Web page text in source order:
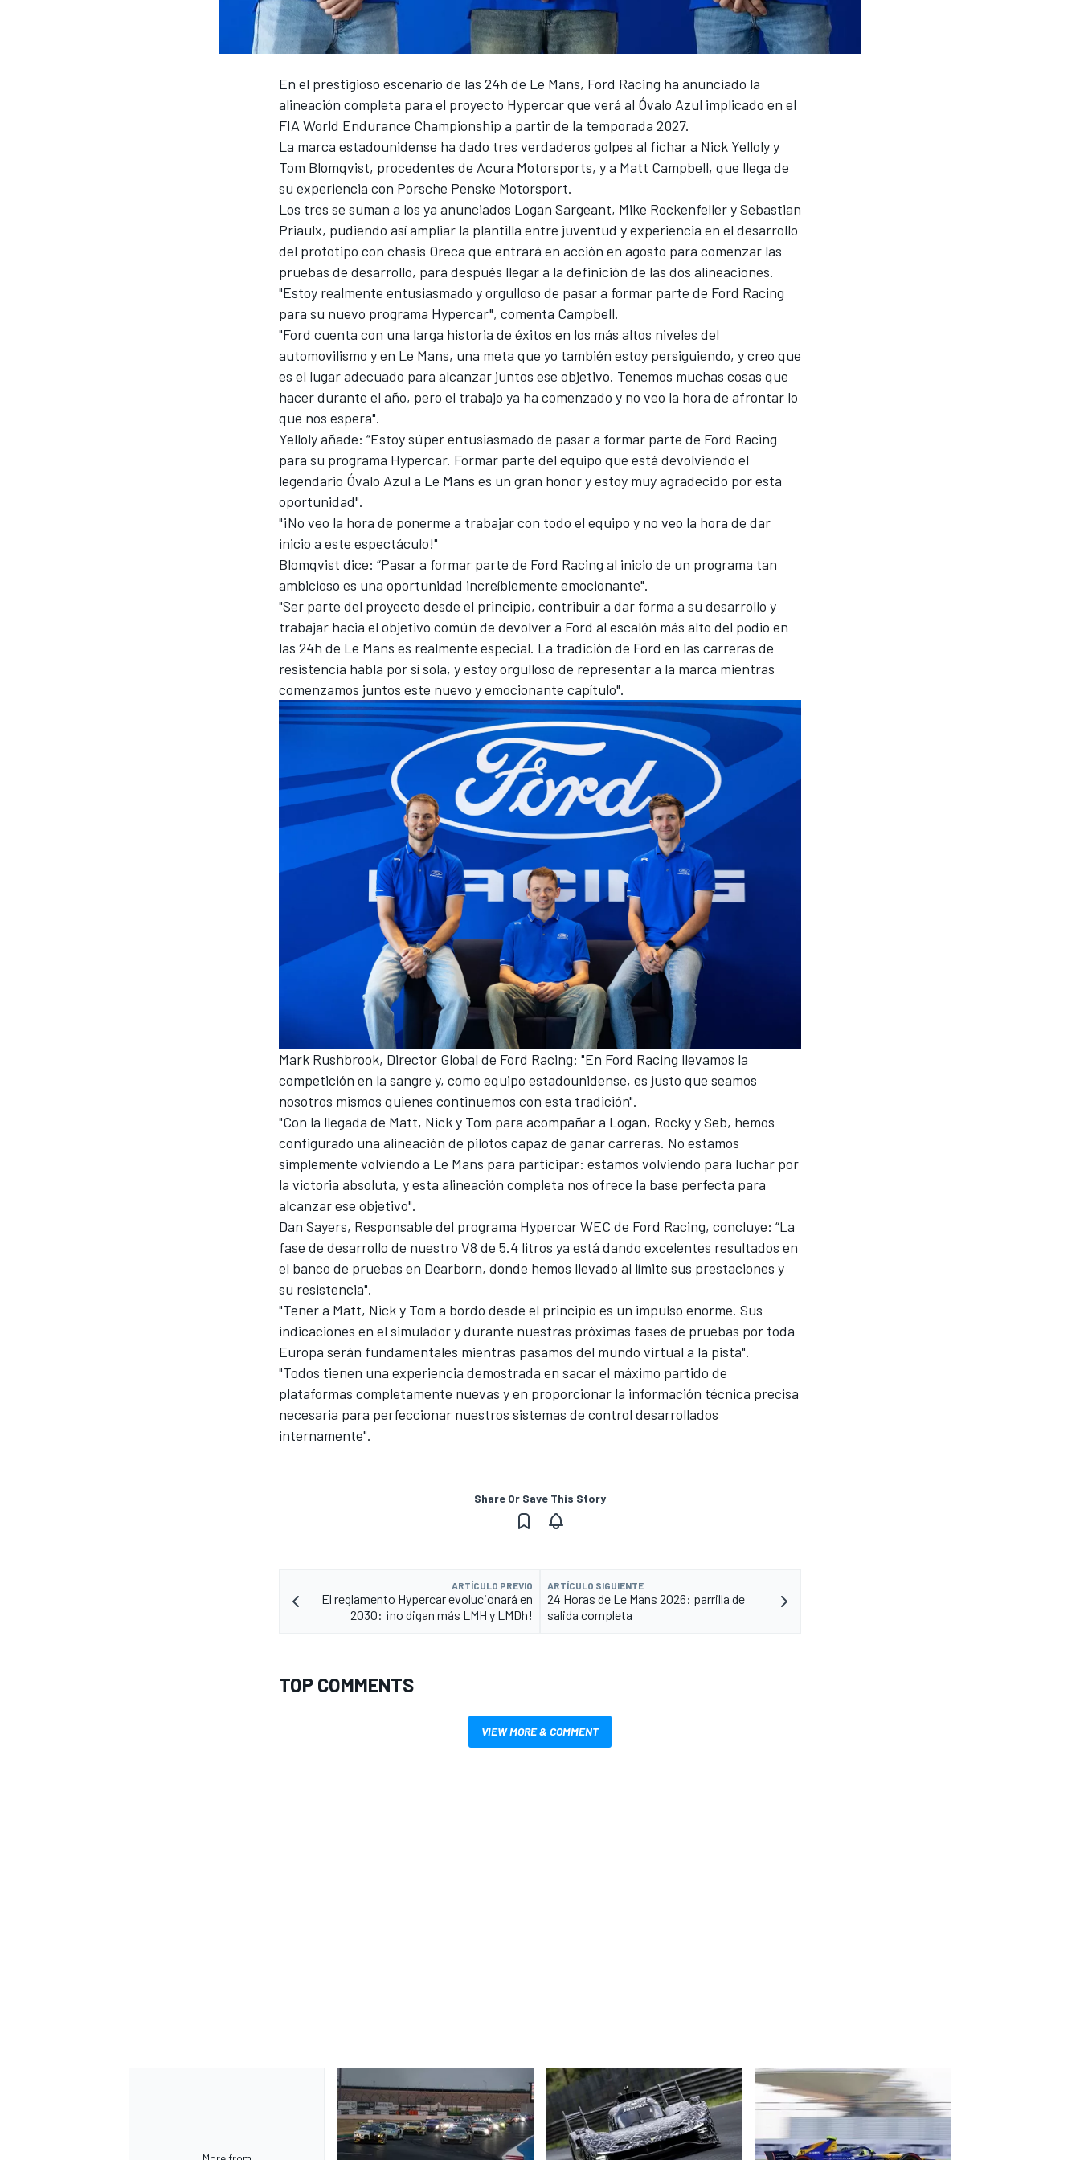
En el prestigioso escenario de las 24h de Le Mans, Ford Racing ha anunciado la
alineación completa para el proyecto Hypercar que verá al Óvalo Azul implicado en el
FIA World Endurance Championship a partir de la temporada 2027.
La marca estadounidense ha dado tres verdaderos golpes al fichar a Nick Yelloly y
Tom Blomqvist, procedentes de Acura Motorsports, y a Matt Campbell, que llega de
su experiencia con Porsche Penske Motorsport.
Los tres se suman a los ya anunciados Logan Sargeant, Mike Rockenfeller y Sebastian
Priaulx, pudiendo así ampliar la plantilla entre juventud y experiencia en el desarrollo
del prototipo con chasis Oreca que entrará en acción en agosto para comenzar las
pruebas de desarrollo, para después llegar a la definición de las dos alineaciones.
"Estoy realmente entusiasmado y orgulloso de pasar a formar parte de Ford Racing
para su nuevo programa Hypercar", comenta Campbell.
"Ford cuenta con una larga historia de éxitos en los más altos niveles del
automovilismo y en Le Mans, una meta que yo también estoy persiguiendo, y creo que
es el lugar adecuado para alcanzar juntos ese objetivo. Tenemos muchas cosas que
hacer durante el año, pero el trabajo ya ha comenzado y no veo la hora de afrontar lo
que nos espera".
Yelloly añade: “Estoy súper entusiasmado de pasar a formar parte de Ford Racing
para su programa Hypercar. Formar parte del equipo que está devolviendo el
legendario Óvalo Azul a Le Mans es un gran honor y estoy muy agradecido por esta
oportunidad".
"¡No veo la hora de ponerme a trabajar con todo el equipo y no veo la hora de dar
inicio a este espectáculo!"
Blomqvist dice: “Pasar a formar parte de Ford Racing al inicio de un programa tan
ambicioso es una oportunidad increíblemente emocionante".
"Ser parte del proyecto desde el principio, contribuir a dar forma a su desarrollo y
trabajar hacia el objetivo común de devolver a Ford al escalón más alto del podio en
las 24h de Le Mans es realmente especial. La tradición de Ford en las carreras de
resistencia habla por sí sola, y estoy orgulloso de representar a la marca mientras
comenzamos juntos este nuevo y emocionante capítulo".
Mark Rushbrook, Director Global de Ford Racing: "En Ford Racing llevamos la
competición en la sangre y, como equipo estadounidense, es justo que seamos
nosotros mismos quienes continuemos con esta tradición".
"Con la llegada de Matt, Nick y Tom para acompañar a Logan, Rocky y Seb, hemos
configurado una alineación de pilotos capaz de ganar carreras. No estamos
simplemente volviendo a Le Mans para participar: estamos volviendo para luchar por
la victoria absoluta, y esta alineación completa nos ofrece la base perfecta para
alcanzar ese objetivo".
Dan Sayers, Responsable del programa Hypercar WEC de Ford Racing, concluye: “La
fase de desarrollo de nuestro V8 de 5.4 litros ya está dando excelentes resultados en
el banco de pruebas en Dearborn, donde hemos llevado al límite sus prestaciones y
su resistencia".
"Tener a Matt, Nick y Tom a bordo desde el principio es un impulso enorme. Sus
indicaciones en el simulador y durante nuestras próximas fases de pruebas por toda
Europa serán fundamentales mientras pasamos del mundo virtual a la pista".
"Todos tienen una experiencia demostrada en sacar el máximo partido de
plataformas completamente nuevas y en proporcionar la información técnica precisa
necesaria para perfeccionar nuestros sistemas de control desarrollados
internamente".
Share Or Save This Story
ARTÍCULO PREVIO
El reglamento Hypercar evolucionará en
2030: ¡no digan más LMH y LMDh!
ARTÍCULO SIGUIENTE
24 Horas de Le Mans 2026: parrilla de
salida completa
TOP COMMENTS
VIEW MORE & COMMENT